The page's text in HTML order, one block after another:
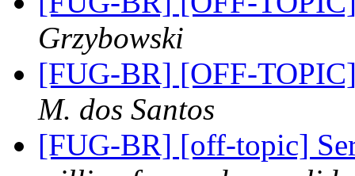
Grzybowski
[FUG-BR] [OFF-
M. dos Santos
[FUG-BR] [off-topic]